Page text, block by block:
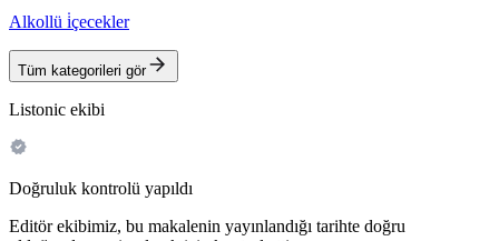
Alkollü i̇çecekler
Tüm kategorileri gör
Listonic ekibi
Doğruluk kontrolü yapıldı
Editör ekibimiz, bu makalenin yayınlandığı tarihte doğru